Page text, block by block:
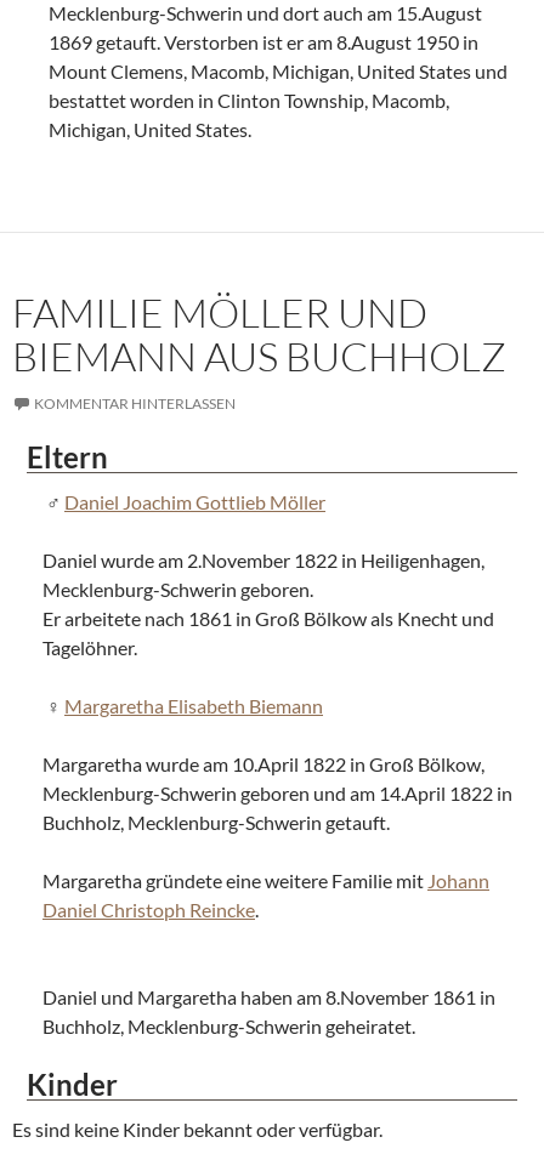
Mecklenburg-Schwerin und dort auch am 15.August
1869 getauft. Verstorben ist er am 8.August 1950 in
Mount Clemens, Macomb, Michigan, United States und
bestattet worden in Clinton Township, Macomb,
Michigan, United States.
FAMILIE MÖLLER UND
BIEMANN AUS BUCHHOLZ
KOMMENTAR HINTERLASSEN
Eltern
Daniel Joachim Gottlieb Möller
Daniel wurde am 2.November 1822 in Heiligenhagen,
Mecklenburg-Schwerin geboren.
Er arbeitete nach 1861 in Groß Bölkow als Knecht und
Tagelöhner.
Margaretha Elisabeth Biemann
Margaretha wurde am 10.April 1822 in Groß Bölkow,
Mecklenburg-Schwerin geboren und am 14.April 1822 in
Buchholz, Mecklenburg-Schwerin getauft.
Margaretha gründete eine weitere Familie mit Johann
Daniel Christoph Reincke.
Daniel und Margaretha haben am 8.November 1861 in
Buchholz, Mecklenburg-Schwerin geheiratet.
Kinder
Es sind keine Kinder bekannt oder verfügbar.